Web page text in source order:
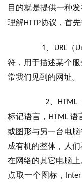
目的就是提供一种
理解HTTP协议，首
1 URL（
符，用于描述某个
常我们见到的网址。
2、 HTML
标记语言， HTML 语
或图形与另一台电
成有机的整体，人
在网络的其它电脑
点取一个图标，